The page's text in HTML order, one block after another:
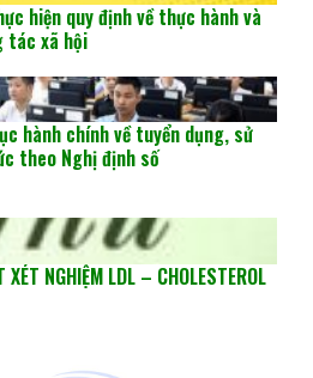
hiện quy định về thực hành và
tác xã hội
hành chính về tuyển dụng, sử
theo Nghị định số
NGHIỆM LDL – CHOLESTEROL